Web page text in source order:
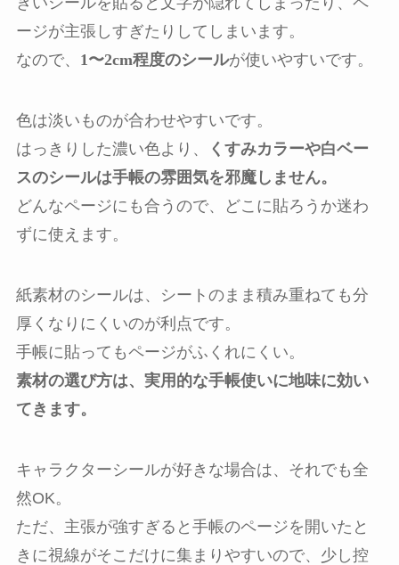
ージが主張しすぎたりしてしまいます。
なので、 1〜2cm程度のシールが使いやすいです。
色は淡いものが合わせやすいです。
はっきりした濃い色より、
くすみカラーや白ベー
スのシールは手帳の雰囲気を邪魔しません。
どんなページにも合うので、どこに貼ろうか迷わ
ずに使えます。
紙素材のシールは、シートのまま積み重ねても分
厚くなりにくいのが利点です。
手帳に貼ってもページがふくれにくい。
素材の選び方は、実用的な手帳使いに地味に効い
てきます。
キャラクターシールが好きな場合は、それでも全
然OK。
ただ、主張が強すぎると手帳のページを開いたと
きに視線がそこだけに集まりやすいので、少し控